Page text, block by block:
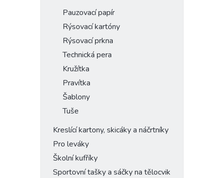
Pauzovací papír
Rýsovací kartóny
Rýsovací prkna
Technická pera
Kružítka
Pravítka
Šablony
Tuše
Kreslící kartony, skicáky a náčrtníky
Pro leváky
Školní kufříky
Sportovní tašky a sáčky na tělocvik